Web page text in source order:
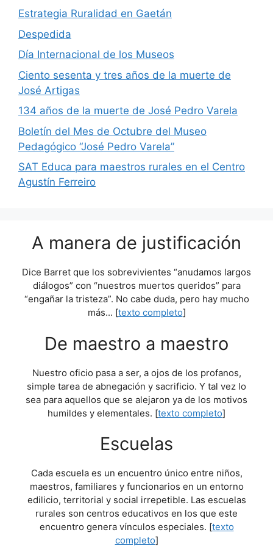
Estrategia Ruralidad en Gaetán
Despedida
Día Internacional de los Museos
Ciento sesenta y tres años de la muerte de
José Artigas
134 años de la muerte de José Pedro Varela
Boletín del Mes de Octubre del Museo
Pedagógico “José Pedro Varela”
SAT Educa para maestros rurales en el Centro
Agustín Ferreiro
A manera de justificación
Dice Barret que los sobrevivientes “anudamos largos
diálogos” con “nuestros muertos queridos” para
“engañar la tristeza”. No cabe duda, pero hay mucho
más... [texto completo]
De maestro a maestro
Nuestro oficio pasa a ser, a ojos de los profanos,
simple tarea de abnegación y sacrificio. Y tal vez lo
sea para aquellos que se alejaron ya de los motivos
humildes y elementales. [texto completo]
Escuelas
Cada escuela es un encuentro único entre niños,
maestros, familiares y funcionarios en un entorno
edilicio, territorial y social irrepetible. Las escuelas
rurales son centros educativos en los que este
encuentro genera vínculos especiales. [texto
completo]